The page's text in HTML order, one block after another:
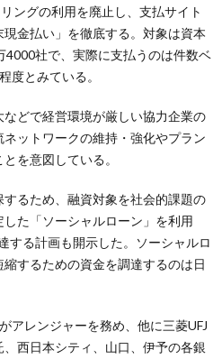
ングの利用を廃止し、支払サイト
金払い」を徹底する。対象は資本
社で、実際に支払うのは件数ベ
度とみている。
どで経営環境が厳しい協力企業の
ットワークの維持・強化やプラン
を意図している。
るため、融資対象を社会的課題の
た「ソーシャルローン」を利用
する計画も開示した。ソーシャルロ
するための資金を調達するのは日
アレンジャーを務め、他に三菱UFJ
西日本シティ、山口、伊予の各銀